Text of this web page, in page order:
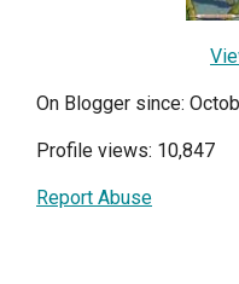
On Blogger since:
Profile views: 10,847
Report Abuse